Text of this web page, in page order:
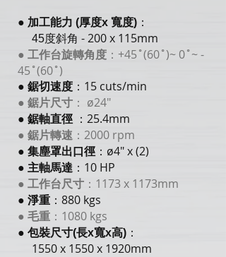
● 加工能力 (厚度x 寬度) ：
45度斜角 - 200 x 115mm
● 工作台旋轉角度 ：+45˚(60˚)~ 0˚~ -
45˚(60˚)
● 鋸切速度 ：15 cuts/min
● 鋸片尺寸 ： ø24"
● 鋸軸直徑 ：25.4mm
● 鋸片轉速 ：2000 rpm
● 集塵罩出口徑 ：ø4" x (2)
● 主軸馬達 ：10 HP
● 工作台尺寸 ：1173 x 1173mm
● 淨重 ：880 kgs
● 毛重 ：1080 kgs
● 包裝尺寸(長x寬x高) ：
1550 x 1550 x 1920mm